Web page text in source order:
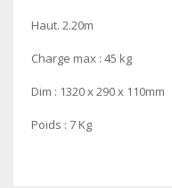
Haut. 2.20m
Charge max : 45 kg
Dim : 1320 x 290 x 110mm
Poids : 7 Kg